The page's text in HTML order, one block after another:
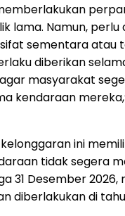
lama. Namun,
sementara atau
diberikan
masyarakat
kendaraan
ini
tidak segera
31 Desember 2026,
diberlakukan di